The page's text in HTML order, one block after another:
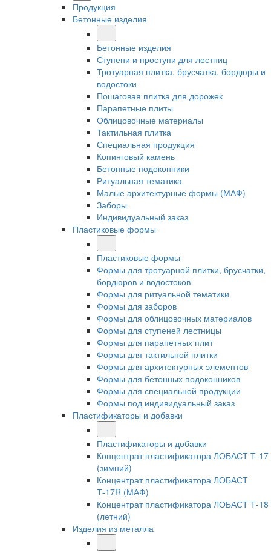
Продукция
Бетонные изделия
Бетонные изделия
Ступени и проступи для лестниц
Тротуарная плитка, брусчатка, бордюры и
водостоки
Пошаговая плитка для дорожек
Парапетные плиты
Облицовочные материалы
Тактильная плитка
Специальная продукция
Копинговый камень
Бетонные подоконники
Ритуальная тематика
Малые архитектурные формы (МАФ)
Заборы
Индивидуальный заказ
Пластиковые формы
Пластиковые формы
Формы для тротуарной плитки, брусчатки,
бордюров и водостоков
Формы для ритуальной тематики
Формы для заборов
Формы для облицовочных материалов
Формы для ступеней лестницы
Формы для парапетных плит
Формы для тактильной плитки
Формы для архитектурных элементов
Формы для бетонных подоконников
Формы для специальной продукции
Формы под индивидуальный заказ
Пластификаторы и добавки
Пластификаторы и добавки
Концентрат пластификатора ЛОБАСТ Т-17
(зимний)
Концентрат пластификатора ЛОБАСТ
Т-17R (МАФ)
Концентрат пластификатора ЛОБАСТ Т-18
(летний)
Изделия из металла